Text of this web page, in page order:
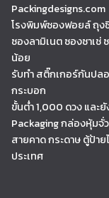
Packingdesigns.com
โรงพิมพ์ซองฟอยล์ ถุง
ซองลามิเนต ซองซาเ
น้อย
รับทำ สติ๊กเกอร์กันปล
กระบอก
ขั้นต่ำ 1,000 ดวง และ
Packaging กล่องหุ้มจั่
สายคาด กระดาษ ตู้ป้
ประเทศ